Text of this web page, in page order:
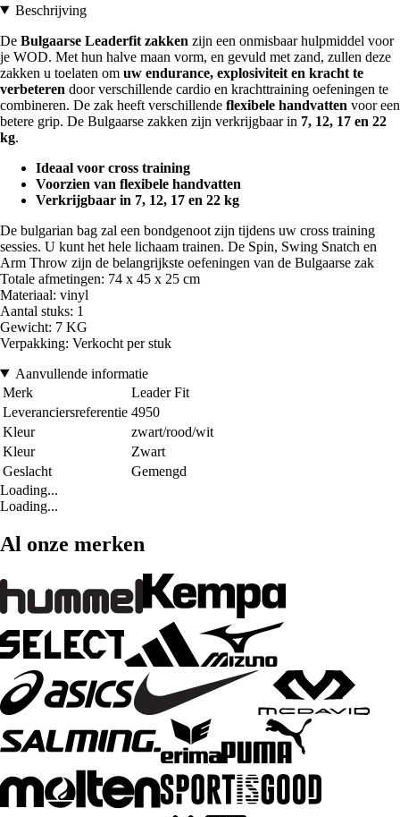
Beschrijving
De Bulgaarse Leaderfit zakken zijn een onmisbaar hulpmiddel voor
je WOD. Met hun halve maan vorm, en gevuld met zand, zullen deze
zakken u toelaten om uw endurance, explosiviteit en kracht te
verbeteren door verschillende cardio en krachttraining oefeningen te
combineren. De zak heeft verschillende flexibele handvatten voor een
betere grip. De Bulgaarse zakken zijn verkrijgbaar in 7, 12, 17 en 22
kg.
Ideaal voor cross training
Voorzien van flexibele handvatten
Verkrijgbaar in 7, 12, 17 en 22 kg
De bulgarian bag zal een bondgenoot zijn tijdens uw cross training
sessies. U kunt het hele lichaam trainen. De Spin, Swing Snatch en
Arm Throw zijn de belangrijkste oefeningen van de Bulgaarse zak
Totale afmetingen: 74 x 45 x 25 cm
Materiaal: vinyl
Aantal stuks: 1
Gewicht: 7 KG
Verpakking: Verkocht per stuk
Aanvullende informatie
Merk
Leader Fit
Leveranciersreferentie 4950
Kleur
zwart/rood/wit
Kleur
Zwart
Geslacht
Gemengd
Loading...
Loading...
Al onze merken